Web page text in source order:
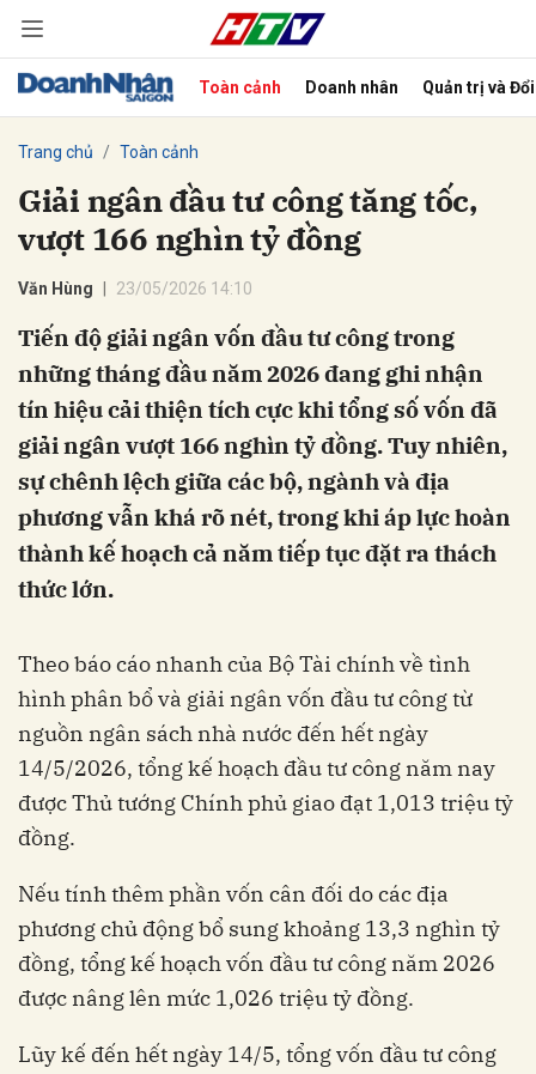
Toàn cảnh Doanh nhân Quản trị và
Trang chủ Toàn cảnh
Giải ngân đầu tư công tăng tốc,
vượt 166 nghìn tỷ đồng
Văn Hùng 23/05/2026 14:10
Tiến độ giải ngân vốn đầu tư công trong
những tháng đầu năm 2026 đang ghi nhận
tín hiệu cải thiện tích cực khi tổng số vốn đã
giải ngân vượt 166 nghìn tỷ đồng. Tuy nhiên,
sự chênh lệch giữa các bộ, ngành và địa
phương vẫn khá rõ nét, trong khi áp lực hoàn
thành kế hoạch cả năm tiếp tục đặt ra thách
thức lớn.
Theo báo cáo nhanh của Bộ Tài chính về tình
hình phân bổ và giải ngân vốn đầu tư công từ
nguồn ngân sách nhà nước đến hết ngày
14/5/2026, tổng kế hoạch đầu tư công năm nay
được Thủ tướng Chính phủ giao đạt 1,013 triệu tỷ
đồng.
Nếu tính thêm phần vốn cân đối do các địa
phương chủ động bổ sung khoảng 13,3 nghìn tỷ
đồng, tổng kế hoạch vốn đầu tư công năm 2026
được nâng lên mức 1,026 triệu tỷ đồng.
Lũy kế đến hết ngày 14/5, tổng vốn đầu tư công
Hủy